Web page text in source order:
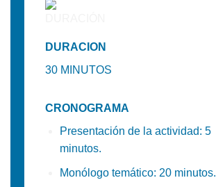
DURACION
30 MINUTOS
CRONOGRAMA
Presentación de la actividad: 5
minutos.
Monólogo temático: 20 minutos.